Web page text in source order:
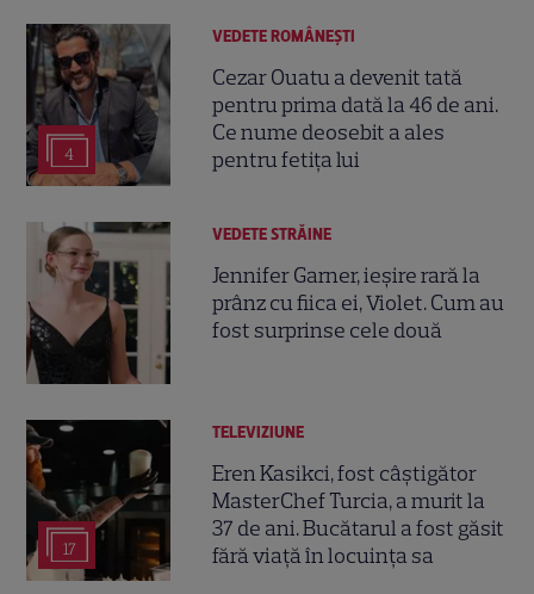
4
VEDETE ROMÂNEŞTI
Cezar Ouatu a devenit tată
pentru prima dată la 46 de ani.
Ce nume deosebit a ales
pentru fetița lui
VEDETE STRĂINE
Jennifer Garner, ieșire rară la
prânz cu fiica ei, Violet. Cum au
fost surprinse cele două
17
TELEVIZIUNE
Eren Kasikci, fost câștigător
MasterChef Turcia, a murit la
37 de ani. Bucătarul a fost găsit
fără viață în locuința sa